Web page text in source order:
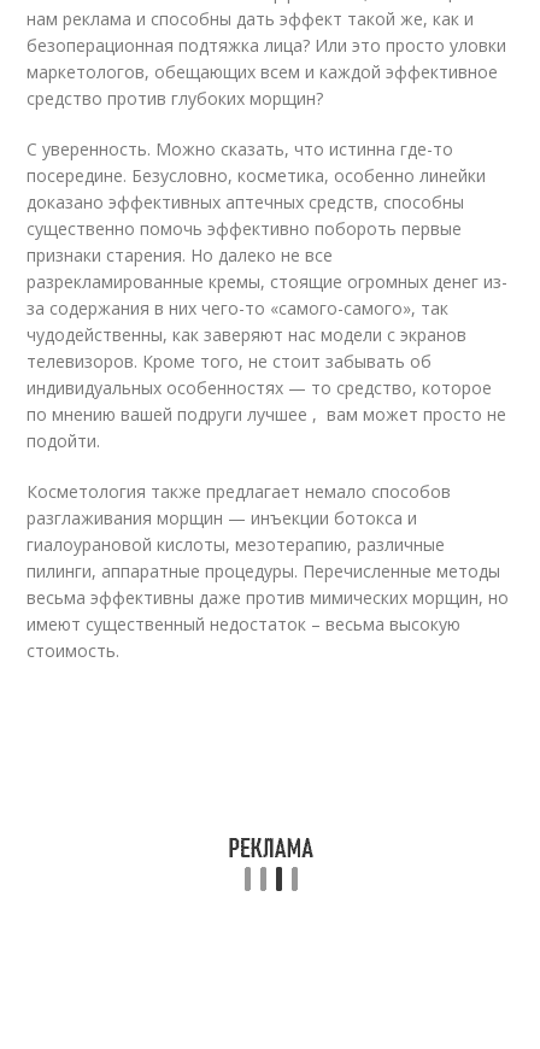
нам реклама и способны дать эффект такой же, как и
безоперационная подтяжка лица? Или это просто уловки
маркетологов, обещающих всем и каждой эффективное
средство против глубоких морщин?
С уверенность. Можно сказать, что истинна где-то
посередине. Безусловно, косметика, особенно линейки
доказано эффективных аптечных средств, способны
существенно помочь эффективно побороть первые
признаки старения. Но далеко не все
разрекламированные кремы, стоящие огромных денег из-
за содержания в них чего-то «самого-самого», так
чудодейственны, как заверяют нас модели с экранов
телевизоров. Кроме того, не стоит забывать об
индивидуальных особенностях — то средство, которое
по мнению вашей подруги лучшее , вам может просто не
подойти.
Косметология также предлагает немало способов
разглаживания морщин — инъекции ботокса и
гиалоурановой кислоты, мезотерапию, различные
пилинги, аппаратные процедуры. Перечисленные методы
весьма эффективны даже против мимических морщин, но
имеют существенный недостаток – весьма высокую
стоимость.